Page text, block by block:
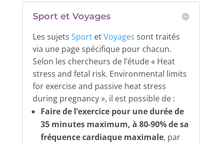
Sport et Voyages
Les sujets SportetVoyages sont traités
via une page spécifique pour chacun.
Selon les chercheurs de l’étude « Heat
stress and fetal risk. Environmental limits
for exercise and passive heat stress
during pregnancy », il est possible de :
Faire de l’exercice pour une durée de
35 minutes maximum, à 80-90% de sa
fréquence cardiaque maximale, par